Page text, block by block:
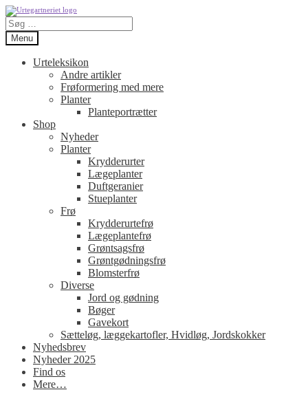
Spring
til
navigation
Spring
til
indhold
Søg
efter:
Menu
Urteleksikon
Andre artikler
Frøformering med mere
Planter
Planteportrætter
Shop
Nyheder
Planter
Krydderurter
Lægeplanter
Duftgeranier
Stueplanter
Frø
Krydderurtefrø
Lægeplantefrø
Grøntsagsfrø
Grøntgødningsfrø
Blomsterfrø
Diverse
Jord og gødning
Bøger
Gavekort
Sætteløg, læggekartofler, Hvidløg, Jordskokker
Nyhedsbrev
Nyheder 2025
Find os
Mere…